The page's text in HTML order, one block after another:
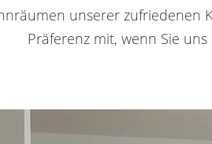
unserer
Präferenz mit, wenn Sie